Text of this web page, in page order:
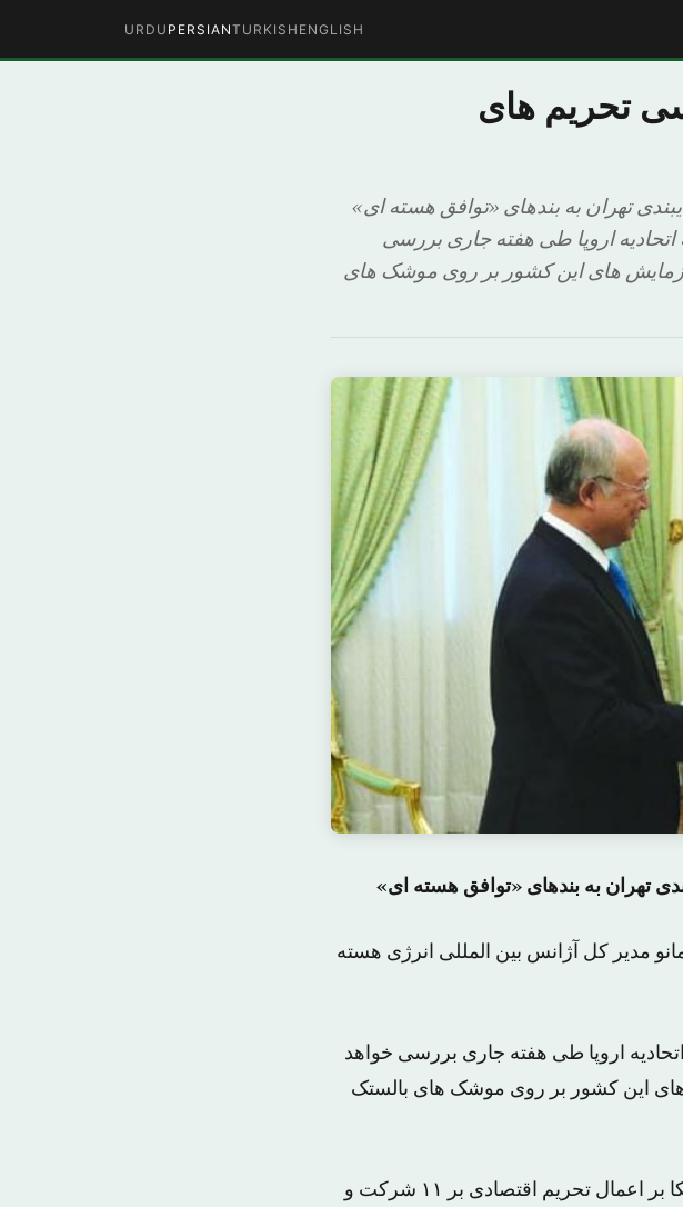
ENGLISH
TURKISH
PERSIAN
URDU
تحریم های
تهران به بندهای «توافق هسته ای»
اروپا طی هفته جاری بررسی
آزمایش های این کشور بر روی موشک های
تهران به بندهای «توافق هسته ای»
مدیر کل آژانس بین المللی انرژی هسته
اروپا طی هفته جاری بررسی خواهد
های این کشور بر روی موشک های بالستک
این تصریحات یک روز پس از تصمیم وزارت خزانه داری آمریکا بر اعمال تحریم اقتصادی بر ۱۱ شرکت و